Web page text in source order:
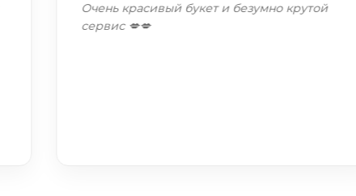
Очень красивый букет и безумно крутой
сервис 💋💋